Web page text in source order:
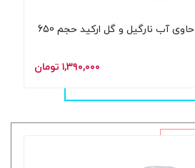
شامپو بدن سنت ایوز حاوی آب نارگیل و گل ارکید حجم 650
۱,۳۹۰,۰۰۰ تومان